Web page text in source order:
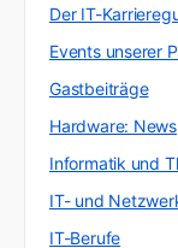
Der IT-
Events unserer
Gastbeiträge
Hardware:
Informatik und
IT- und
IT-Berufe